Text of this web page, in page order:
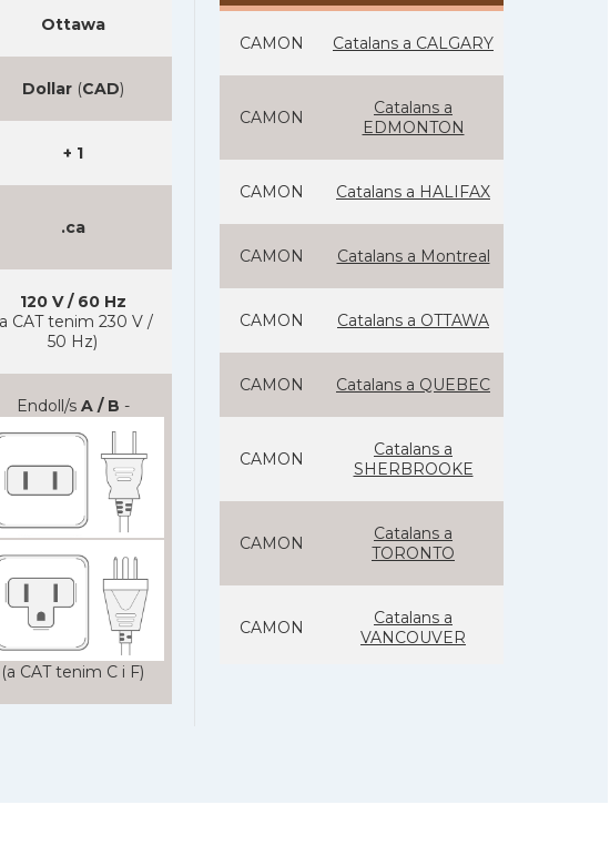
Ottawa
Dollar(CAD)
+ 1
.ca
120 V / 60 Hz
CAT tenim 230 V /
50 Hz)
Endoll/s A / B -
(a CAT tenim C i F)
CAMON Catalans a CALGARY
CAMON
Catalans a
EDMONTON
CAMON Catalans a HALIFAX
CAMON Catalans a Montreal
CAMON Catalans a OTTAWA
CAMON Catalans a QUEBEC
CAMON
Catalans a
SHERBROOKE
CAMON
Catalans a
TORONTO
CAMON
Catalans a
VANCOUVER